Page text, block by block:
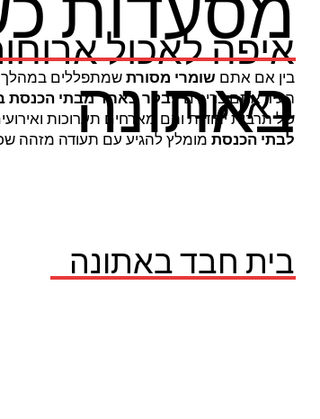
באתונה
איפה לאכול
באתונה
בין אם אתם שומרי מסורתשמתפללים
העיר אתם צריכיםלבקר באחדמבתי הכנסת
של תרבות יהודית והם מארחים תערוכות
לבתי הכנסת מומלץ להגיע עם תעודה מזהה
בית חבד באתונה